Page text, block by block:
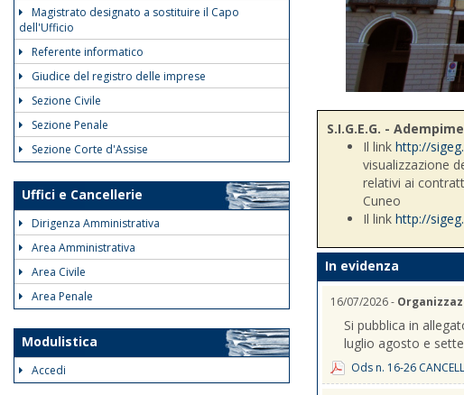
Magistrato designato a sostituire il Capo
dell'Ufficio
Referente informatico
Giudice del registro delle imprese
Sezione Civile
Sezione Penale
Sezione Corte d'Assise
Uffici e Cancellerie
Dirigenza Amministrativa
Area Amministrativa
Area Civile
Area Penale
Modulistica
Accedi
S.I.G.E.G. -
Il link http://
visualizzazione
relativi ai
Cuneo
Il link http://
In evidenza
16/07/2026 -
Si pubblica in
luglio agosto e
Ods n. 16-26